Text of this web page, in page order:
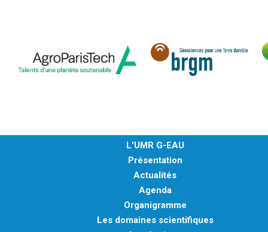
L'UMR G-EAU
Présentation
Actualités
Agenda
Organigramme
Les domaines scientifiques